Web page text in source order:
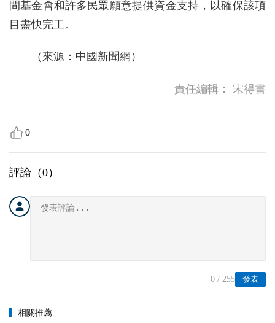
間基金會和許多民眾願意提供資金支持，以確保該項
目盡快完工。
（來源：中國新聞網）
責任編輯： 宋得書
0
評論（0）
發表
0 / 255
相關推薦